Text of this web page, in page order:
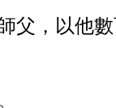
父，以他